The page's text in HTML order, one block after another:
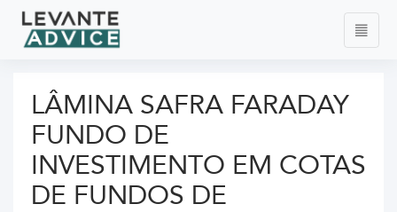
LÂMINA SAFRA FARADAY
FUNDO DE
INVESTIMENTO EM COTAS
DE FUNDOS DE